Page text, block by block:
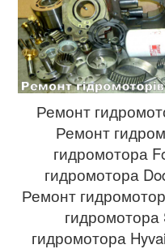
Ремонт
Ремонт
гидромотора
гидромотора
Ремонт
гидромотора
гидромотора